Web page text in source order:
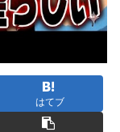
はてブ